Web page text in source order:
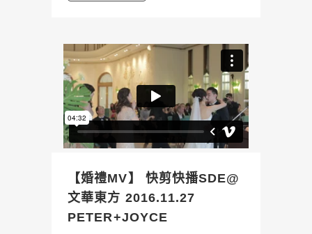
【婚禮MV】 快剪快播SDE@
文華東方 2016.11.27
PETER+JOYCE